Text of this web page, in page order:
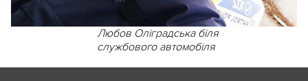
Любов Оліградська біля
службового автомобіля